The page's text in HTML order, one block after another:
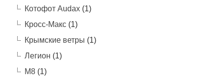
Котофот Audax(1)
Кросс-Макс(1)
Крымские ветры (1)
Легион (1)
М8(1)